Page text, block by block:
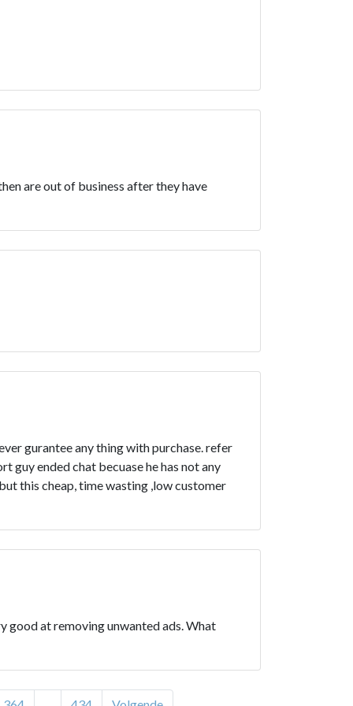
are out of business after they have
gurantee any thing with purchase. refer
guy ended chat becuase he has not any
this cheap, time wasting ,low customer
good at removing unwanted ads. What